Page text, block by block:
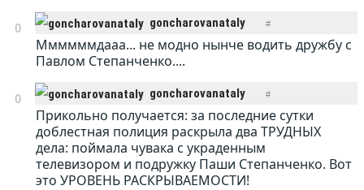
0 goncharovanataly #
22:05 07.06.2017 ОТВЕТИТЬ
Ммммммдааа... не модно нынче водить дружбу с
Павлом Степанченко....
0 goncharovanataly #
22:08 07.06.2017 ОТВЕТИТЬ
Прикольно получается: за последние сутки
доблестная полиция раскрыла два ТРУДНЫХ
дела: поймала чувака с украденным
телевизором и подружку Паши Степанченко. Вот
это УРОВЕНЬ РАСКРЫВАЕМОСТИ!